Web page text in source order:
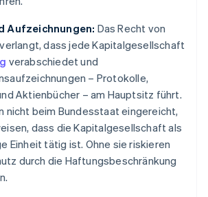
Aufzeichnungen: Das Recht von
dass jede Kapitalgesellschaft
verabschiedet und
– Protokolle,
Aktienbücher – am Hauptsitz führt.
nicht beim Bundesstaat eingereicht,
dass die Kapitalgesellschaft als
Einheit tätig ist. Ohne sie riskieren
durch die Haftungsbeschränkung